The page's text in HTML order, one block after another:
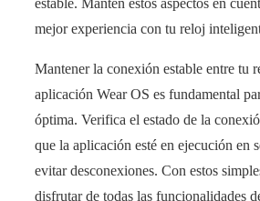
estable. Mantén estos aspectos en
mejor experiencia con tu reloj
Mantener la conexión estable entre tu
aplicación Wear OS es fundamental
óptima. Verifica el estado de la
que la aplicación esté en ejecución en
evitar desconexiones. Con estos
disfrutar de todas las funcionalidades